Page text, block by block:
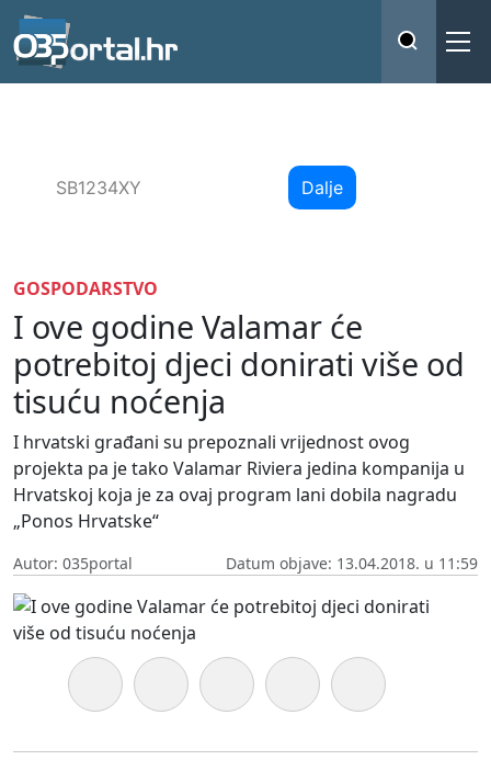
Dalje
GOSPODARSTVO
I ove godine Valamar će
potrebitoj djeci donirati više od
tisuću noćenja
I hrvatski građani su prepoznali vrijednost ovog
projekta pa je tako Valamar Riviera jedina kompanija u
Hrvatskoj koja je za ovaj program lani dobila nagradu
„Ponos Hrvatske“
Autor: 035portal Datum objave: 13.04.2018. u 11:59